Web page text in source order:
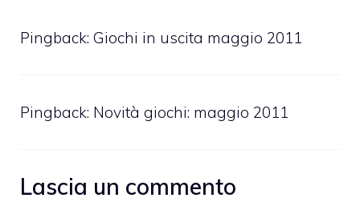
Pingback: Giochi in uscita maggio 2011
Pingback: Novità giochi: maggio 2011
Lascia un commento